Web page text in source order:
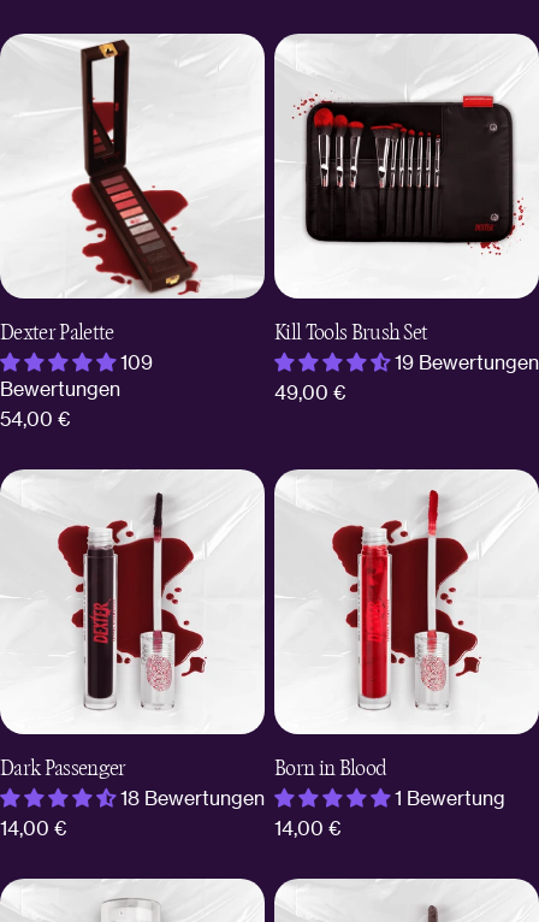
Dexter Palette
109
Bewertungen
Regulärer
54,00 €
Kill Tools Brush Set
19 Bewertungen
Regulärer
49,00 €
Dark Passenger
18 Bewertungen
Regulärer
14,00 €
Born in Blood
1 Bewertung
Regulärer
14,00 €